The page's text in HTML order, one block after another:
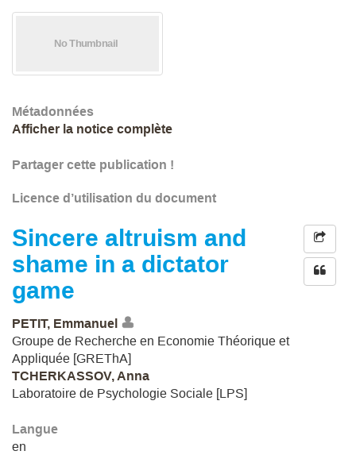
Métadonnées
Afficher la notice complète
Partager cette publication !
Licence d’utilisation du document
Sincere altruism and
shame in a dictator
game
PETIT, Emmanuel
Groupe de Recherche en Economie Théorique et
Appliquée [GREThA]
TCHERKASSOV, Anna
Laboratoire de Psychologie Sociale [LPS]
Langue
en